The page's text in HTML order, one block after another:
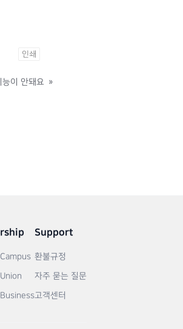
인쇄
능이 안돼요 »
Support
환불규정
자주 묻는 질문
고객센터